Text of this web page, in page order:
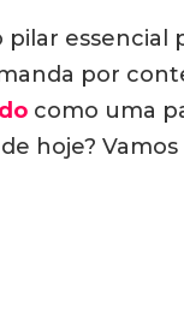
essencial
por
como uma
hoje?